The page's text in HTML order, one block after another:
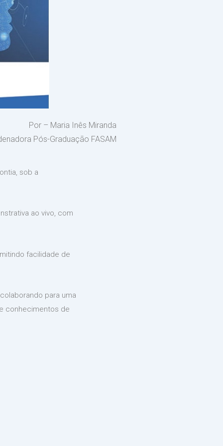
Por – Maria Inês Miranda
Pós-Graduação FASAM
sob a
ao vivo, com
facilidade de
para uma
conhecimentos de